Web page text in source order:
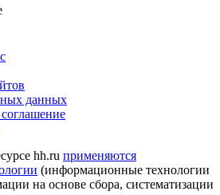
данных
hh.ru применяются
(информационные технологии
на основе сбора, систематизации